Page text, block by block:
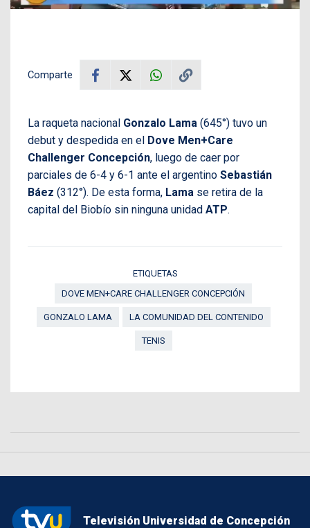
Comparte
La raqueta nacional Gonzalo Lama (645°) tuvo un
debut y despedida en el Dove Men+Care
Challenger Concepción, luego de caer por
parciales de 6-4 y 6-1 ante el argentino Sebastián
Báez (312°). De esta forma, Lama se retira de la
capital del Biobío sin ninguna unidad ATP.
ETIQUETAS
DOVE MEN+CARE CHALLENGER CONCEPCIÓN
GONZALO LAMA LA COMUNIDAD DEL CONTENIDO
TENIS
Televisión Universidad de Concepción